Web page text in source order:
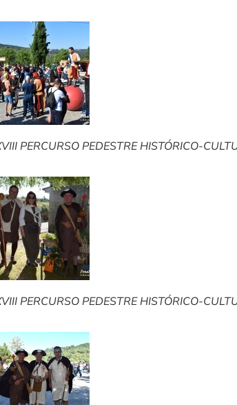
PERCURSO PEDESTRE HISTÓRICO-
PERCURSO PEDESTRE HISTÓRICO-